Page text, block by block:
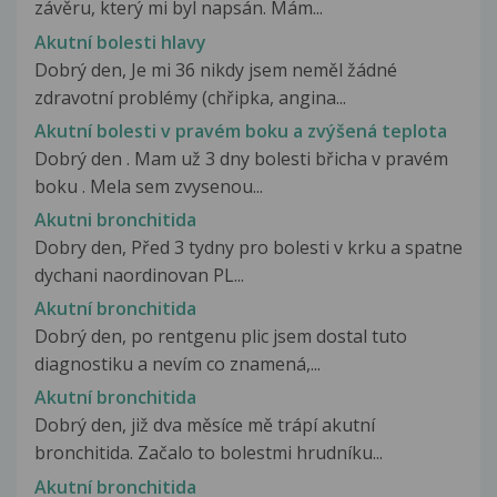
závěru, který mi byl napsán. Mám...
Akutní bolesti hlavy
Dobrý den, Je mi 36 nikdy jsem neměl žádné
zdravotní problémy (chřipka, angina...
Akutní bolesti v pravém boku a zvýšená teplota
Dobrý den . Mam už 3 dny bolesti břicha v pravém
boku . Mela sem zvysenou...
Akutni bronchitida
Dobry den, Před 3 tydny pro bolesti v krku a spatne
dychani naordinovan PL...
Akutní bronchitida
Dobrý den, po rentgenu plic jsem dostal tuto
diagnostiku a nevím co znamená,...
Akutní bronchitida
Dobrý den, již dva měsíce mě trápí akutní
bronchitida. Začalo to bolestmi hrudníku...
Akutní bronchitida